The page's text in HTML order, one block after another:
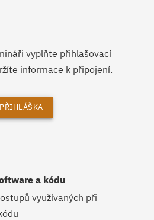
vyplňte přihlašovací
informace k připojení.
PŘIHLÁŠKA
a kódu
využívaných při